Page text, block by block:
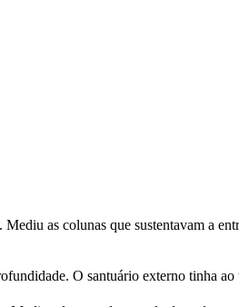
as colunas que sustentavam a
O santuário externo tinha